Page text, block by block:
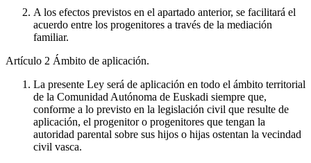
A los efectos previstos en el apartado anterior, se facilitará el
acuerdo entre los progenitores a través de la mediación
familiar.
Artículo 2 Ámbito de aplicación.
La presente Ley será de aplicación en todo el ámbito territorial
de la Comunidad Autónoma de Euskadi siempre que,
conforme a lo previsto en la legislación civil que resulte de
aplicación, el progenitor o progenitores que tengan la
autoridad parental sobre sus hijos o hijas ostentan la vecindad
civil vasca.